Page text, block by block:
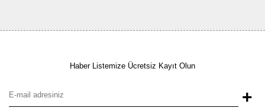
Haber Listemize Ücretsiz Kayıt Olun
+